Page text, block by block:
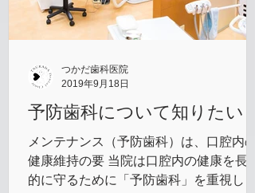
予防歯科について知りたい
メンテナンス（予防歯科）は、口腔内の
健康維持の要 当院は口腔内の健康を長期
的に守るために「予防歯科」を重視して
つかだ歯科医院
2019年9月18日